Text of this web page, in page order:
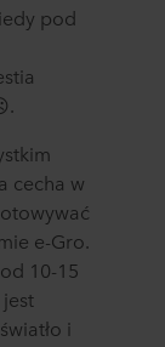
pod
cecha w
e-Gro.
10-15
i